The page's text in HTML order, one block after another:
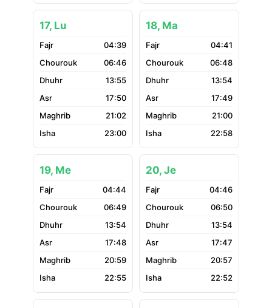
17, Lu
04:39
06:46
13:55
17:50
21:02
23:00
18, Ma
04:41
06:48
13:54
17:49
21:00
22:58
19, Me
04:44
06:49
13:54
17:48
20:59
22:55
20, Je
04:46
06:50
13:54
17:47
20:57
22:52